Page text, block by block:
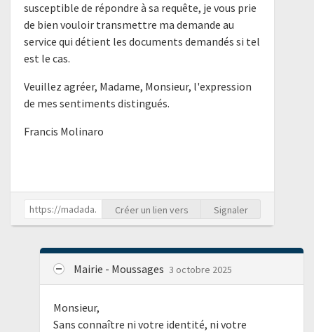
susceptible de répondre à sa requête, je vous prie
de bien vouloir transmettre ma demande au
service qui détient les documents demandés si tel
est le cas.
Veuillez agréer, Madame, Monsieur, l'expression
de mes sentiments distingués.
Francis Molinaro
Créer un lien vers Signaler
Mairie - Moussages 3 octobre 2025
Monsieur,
Sans connaître ni votre identité, ni votre